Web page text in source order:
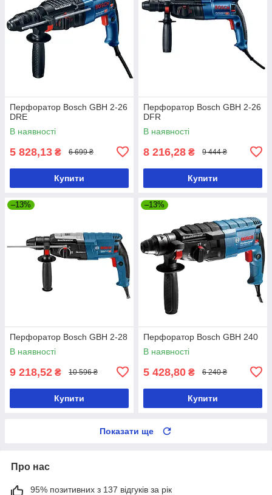
Перфоратор Bosch GBH 2-26
DRE
В наявності
5 828,13 ₴ 6 699 ₴
Купити
Перфоратор Bosch GBH 2-26
DFR
В наявності
8 216,28 ₴ 9 444 ₴
Купити
–13%
Перфоратор Bosch GBH 2-28
В наявності
9 218,52 ₴ 10 596 ₴
Купити
–13%
Перфоратор Bosch GBH 240
В наявності
5 428,80 ₴ 6 240 ₴
Купити
Показати ще
Про нас
95% позитивних з 137 відгуків за рік